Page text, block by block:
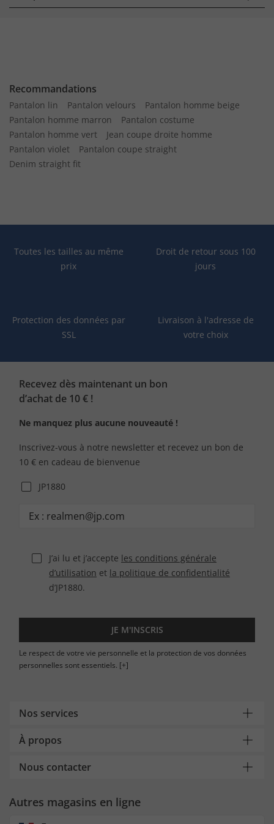
Recommandations
Pantalon lin Pantalon velours
Pantalon homme beige
Pantalon homme marron
Pantalon costume
Pantalon homme vert
Jean coupe droite homme
Pantalon violet
Pantalon coupe straight
Denim straight fit
Toutes les tailles au même
prix
Droit de retour sous 100
jours
Protection des données par
SSL
Livraison à l'adresse de
votre choix
Recevez dès maintenant un bon
d’achat de 10 € !
Ne manquez plus aucune nouveauté !
Inscrivez-vous à notre newsletter et recevez un bon de
10 € en cadeau de bienvenue
JP1880
J’ai lu et j’accepte les conditions générale
d’utilisation et la politique de confidentialité
d’JP1880.
JE M'INSCRIS
Le respect de votre vie personnelle et la protection de vos données
personnelles sont essentiels. [+]
Nos services
À propos
Nous contacter
Autres magasins en ligne